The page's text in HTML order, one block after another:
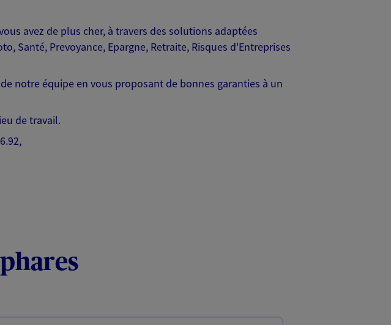
avez de plus cher, à travers des solutions adaptées
Santé, Prevoyance, Epargne, Retraite, Risques d'Entreprises
notre équipe en vous proposant de bonnes garanties à un
de travail.